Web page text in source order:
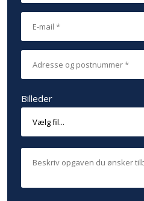
Billeder